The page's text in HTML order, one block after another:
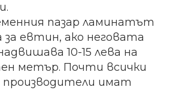
пазар ламинатът
за евтин, ако неговата
10-15 лева на
метър. Почти всички
имат